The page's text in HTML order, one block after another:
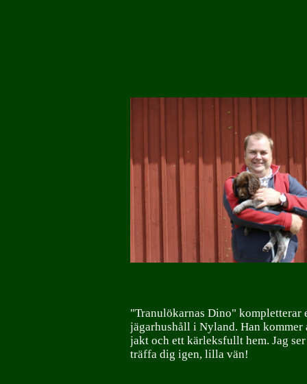
"Tranulökarnas Dino" kompletterar
jägarhushåll i Nyland. Han kommer
jakt och ett kärleksfullt hem. Jag
träffa dig igen, lilla vän!